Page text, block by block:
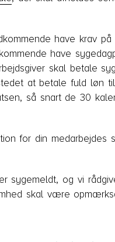
have krav
have
skal betale
at betale fuld løn
så snart de 30
for din medarbejdes
sygemeldt, og vi
skal være